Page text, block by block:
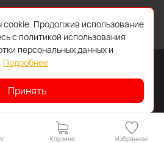
Работает наIDIGI
Корзина Избранное
Продолжив использование
с политикой использования
персональных данных и
Подробнее
Принять